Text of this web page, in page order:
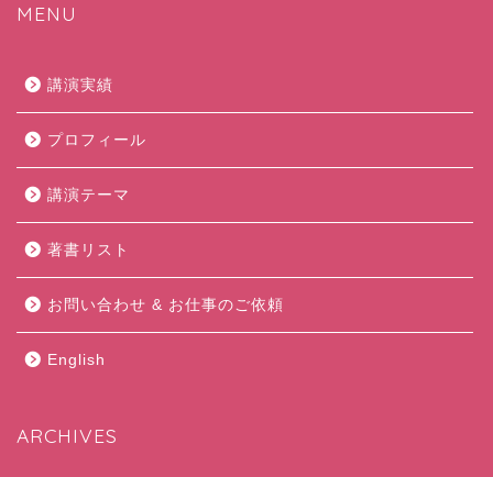
MENU
講演実績
プロフィール
講演テーマ
著書リスト
お問い合わせ & お仕事のご依頼
English
ARCHIVES